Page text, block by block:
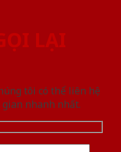
LẠI
tôi có thể liên hệ
nhanh nhất.